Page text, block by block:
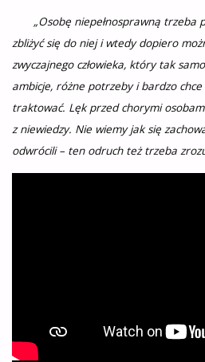
„Osobę niepełnosprawną trzeba
zbliżyć się do niej i wtedy dopiero
zwyczajnego człowieka, który tak
ambicje, różne potrzeby i bardzo
traktować. Lęk przed chorymi
z niewiedzy. Nie wiemy jak się
odwrócili – ten odruch też trzeba